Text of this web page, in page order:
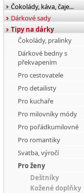
Čokolády, káva, čaje...
Dárkové sady
Tipy na dárky
Čokolády, pralinky
Dárkové bedny s
překvapením
Pro cestovatele
Pro detailisty
Pro kuchaře
Pro milovníky módy
Pro pořádkumilovné
Pro romantiky
Svatba, výročí
Pro ženy
Deštníky
Kožené doplňky